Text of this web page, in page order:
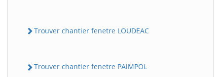
Trouver chantier fenetre LOUDEAC
Trouver chantier fenetre PAiMPOL